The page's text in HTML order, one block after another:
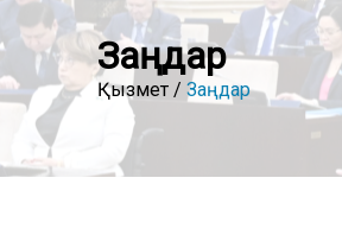
Заңдар
Қызмет / Заңдар